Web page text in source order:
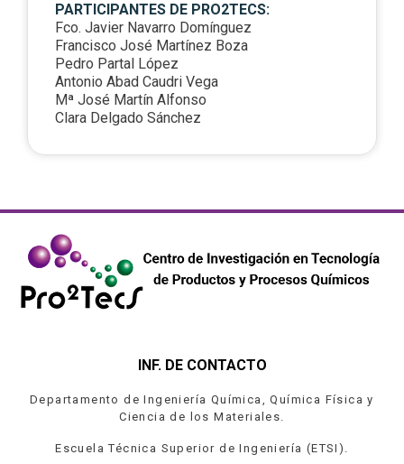
PARTICIPANTES DE PRO2TECS:
Fco. Javier Navarro Domínguez
Francisco José Martínez Boza
Pedro Partal López
Antonio Abad Caudri Vega
Mª José Martín Alfonso
Clara Delgado Sánchez
INF. DE CONTACTO
Departamento de Ingeniería Química, Química Física y
Ciencia de los Materiales.
Escuela Técnica Superior de Ingeniería (ETSI).